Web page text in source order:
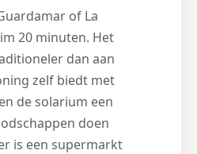
of La
20 minuten. Het
dan aan
zelf biedt met
de solarium een
doen
is een supermarkt